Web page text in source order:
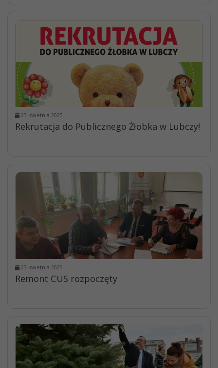
23 kwietnia 2025
Rekrutacja do Publicznego Żłobka w Lubczy!
23 kwietnia 2025
Remont CUS rozpoczęty